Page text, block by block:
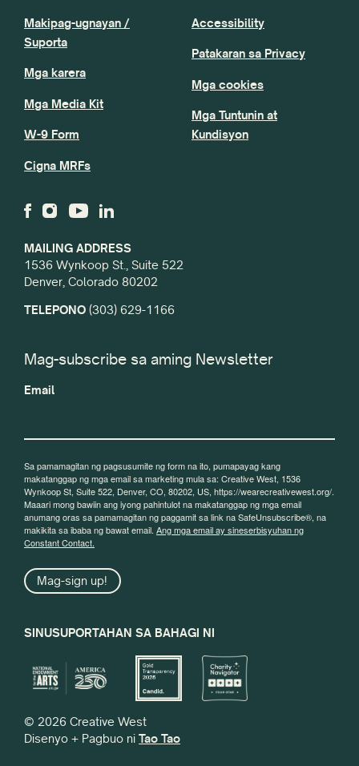
MAILING ADDRESS
1536 Wynkoop St., Suite 522
Denver, Colorado 80202
TELEPONO (303) 629-1166
Makipag-ugnayan /
Suporta
Mga karera
Mga Media Kit
W-9 Form
Cigna MRFs
Accessibility
Patakaran sa Privacy
Mga cookies
Mga Tuntunin at
Kundisyon
Mag-subscribe sa aming Newsletter
Email
Sa pamamagitan ng pagsusumite ng form na ito, pumapayag kang
makatanggap ng mga email sa marketing mula sa: Creative West, 1536
Wynkoop St, Suite 522, Denver, CO, 80202, US, https://wearecreativewest.org/.
Maaari mong bawiin ang iyong pahintulot na makatanggap ng mga email
anumang oras sa pamamagitan ng paggamit sa link na SafeUnsubscribe®, na
makikita sa ibaba ng bawat email. Ang mga email ay sineserbisyuhan ng
Constant Contact.
Mag-sign up!
SINUSUPORTAHAN SA BAHAGI NI
© 2026 Creative West
Disenyo + Pagbuo ni Tao Tao